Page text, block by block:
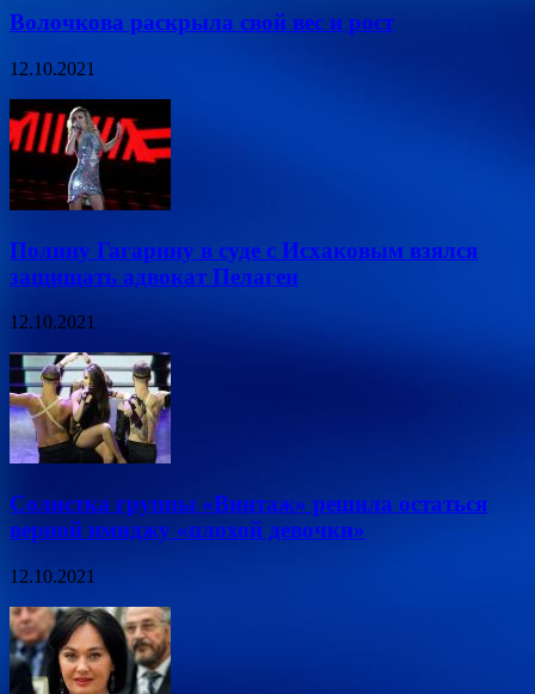
Волочкова раскрыла свой вес и рост
12.10.2021
Полину Гагарину в суде с Исхаковым взялся
защищать адвокат Пелагеи
12.10.2021
Солистка группы «Винтаж» решила остаться
верной имиджу «плохой девочки»
12.10.2021